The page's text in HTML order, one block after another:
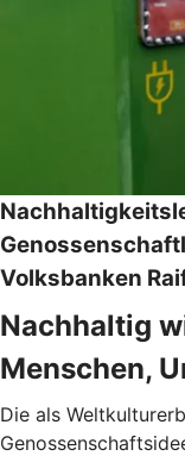
Volksbanken
Nachhaltig
Menschen,
Die als